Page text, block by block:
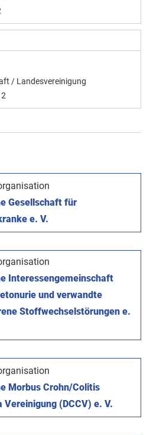
/ Landesvereinigung
2
Gesellschaft für
e. V.
Interessengemeinschaft
und verwandte
Stoffwechselstörungen e.
Morbus Crohn/Colitis
Vereinigung (DCCV) e. V.